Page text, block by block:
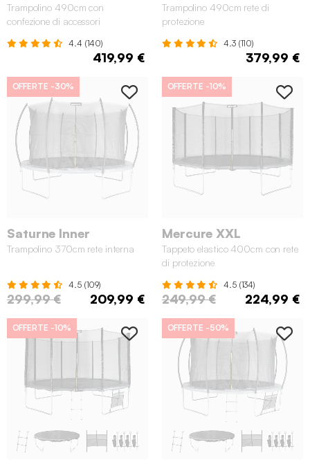
Trampolino 490cm con
confezione di accessori
4.4 (140)
419,99 €
Trampolino 490cm rete di
protezione
4.3 (110)
379,99 €
OFFERTE -30%
Saturne Inner
Trampolino 370cm rete interna
4.5 (109)
299,99 € 209,99 €
OFFERTE -10%
Mercure XXL
Tappeto elastico 400cm con rete
di protezione
4.5 (134)
249,99 € 224,99 €
OFFERTE -10% OFFERTE -50%